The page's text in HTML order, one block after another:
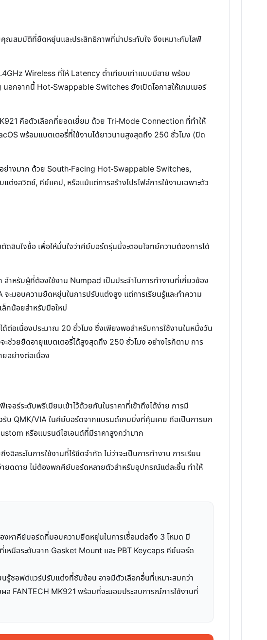
สมบัติที่ยืดหยุ่นและประสิทธิภาพที่น่าประทับใจ จึงเหมาะกับไลฟ์
Wireless ที่ให้ Latency ต่ำเทียบเท่าแบบมีสาย พร้อม
กจากนี้ Hot-Swappable Switches ยังเปิดโอกาสให้เกมเมอร์
คือตัวเลือกที่ยอดเยี่ยม ด้วย Tri-Mode Connection ที่ทำให้
พร้อมแบตเตอรี่ที่ใช้งานได้ยาวนานสูงสุดถึง 250 ชั่วโมง (ปิด
ย่างมาก ด้วย South-Facing Hot-Swappable Switches,
งสวิตช์, คีย์แคป, หรือแม้แต่การสร้างโปรไฟล์การใช้งานเฉพาะตัว
นใจซื้อ เพื่อให้มั่นใจว่าคีย์บอร์ดรุ่นนี้จะตอบโจทย์ความต้องการได้
หรับผู้ที่ต้องใช้งาน Numpad เป็นประจำในการทำงานที่เกี่ยวข้อง
ะมอบความยืดหยุ่นในการปรับแต่งสูง แต่การเรียนรู้และทำความ
ล็กน้อยสำหรับมือใหม่
ต่อเนื่องประมาณ 20 ชั่วโมง ซึ่งเพียงพอสำหรับการใช้งานในหนึ่งวัน
ช่วยยืดอายุแบตเตอรี่ได้สูงสุดถึง 250 ชั่วโมง อย่างไรก็ตาม การ
ยอย่างต่อเนื่อง
ร์ระดับพรีเมียมเข้าไว้ด้วยกันในราคาที่เข้าถึงได้ง่าย การมี
QMK/VIA ในคีย์บอร์ดจากแบรนด์เกมมิ่งที่คุ้นเคย ถือเป็นการยก
หรือแบรนด์ไฮเอนด์ที่มีราคาสูงกว่ามาก
ระในการใช้งานที่ไร้ขีดจำกัด ไม่ว่าจะเป็นการทำงาน การเรียน
ยดดาย ไม่ต้องพกคีย์บอร์ดหลายตัวสำหรับอุปกรณ์แต่ละชิ้น ทำให้
หาคีย์บอร์ดที่มอบความยืดหยุ่นในการเชื่อมต่อถึง 3 โหมด มี
นือระดับจาก Gasket Mount และ PBT Keycaps คีย์บอร์ด
นรู้ซอฟต์แวร์ปรับแต่งที่ซับซ้อน อาจมีตัวเลือกอื่นที่เหมาะสมกว่า
FANTECH MK921 พร้อมที่จะมอบประสบการณ์การใช้งานที่